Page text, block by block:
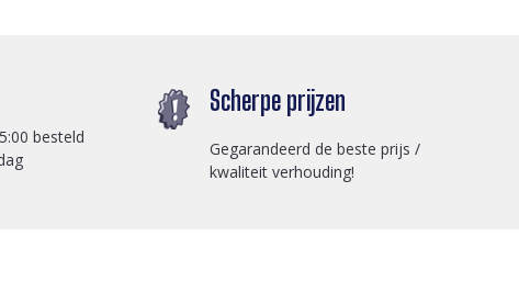
besteld
Scherpe prijzen
Gegarandeerd de beste prijs /
kwaliteit verhouding!